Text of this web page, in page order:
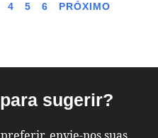
4 5 6 PRÓXIMO
sugerir?